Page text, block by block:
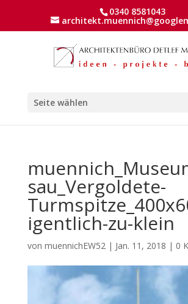
0340 8581043
Seite wählen
sau_Vergoldete-
igentlich-zu-klein
von muennichEW52| Jan. 11, 2018 | 0